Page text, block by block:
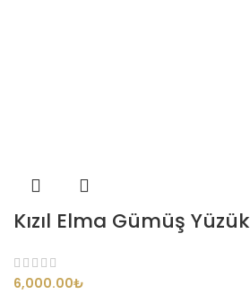
Kızıl Elma Gümüş Yüzük
₺